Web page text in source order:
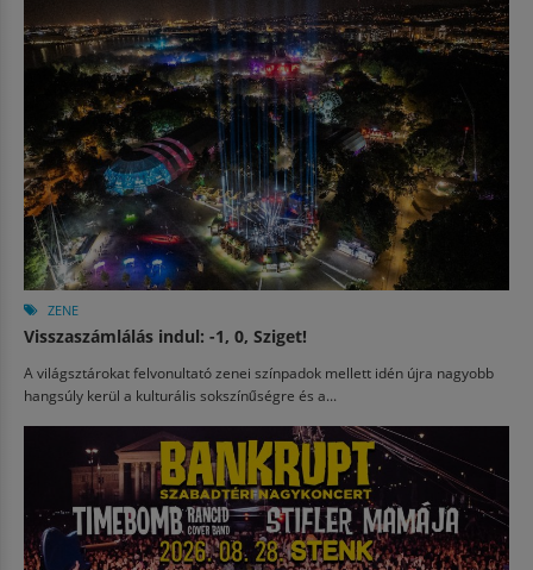
ZENE
Visszaszámlálás indul: -1, 0, Sziget!
A világsztárokat felvonultató zenei színpadok mellett idén újra nagyobb
hangsúly kerül a kulturális sokszínűségre és a...